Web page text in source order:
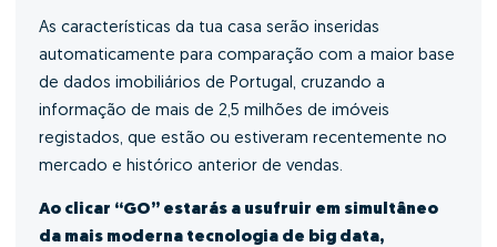
As características da tua casa serão inseridas
automaticamente para comparação com a maior base
de dados imobiliários de Portugal, cruzando a
informação de mais de 2,5 milhões de imóveis
registados, que estão ou estiveram recentemente no
mercado e histórico anterior de vendas.
Ao clicar “GO” estarás a usufruir em simultâneo
da mais moderna tecnologia de big data,